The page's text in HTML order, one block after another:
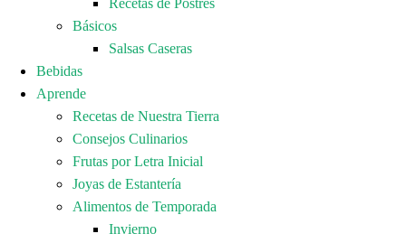
Recetas de Postres
Básicos
Salsas Caseras
Bebidas
Aprende
Recetas de Nuestra Tierra
Consejos Culinarios
Frutas por Letra Inicial
Joyas de Estantería
Alimentos de Temporada
Invierno